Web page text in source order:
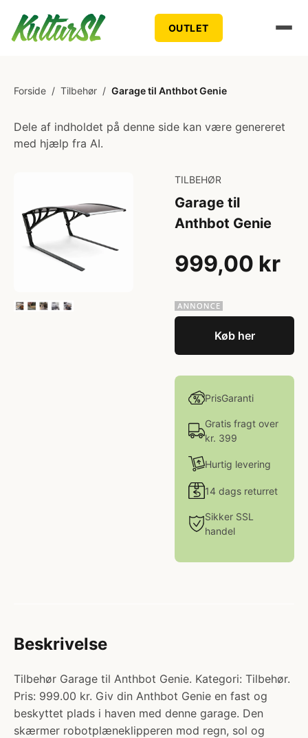
OUTLET
Forside / Tilbehør / Garage til Anthbot Genie
Dele af indholdet på denne side kan være genereret
med hjælp fra AI.
TILBEHØR
Garage til
Anthbot Genie
999,00 kr
Køb her
PrisGaranti
Gratis fragt over
kr. 399
Hurtig levering
14 dags returret
Sikker SSL
handel
Beskrivelse
Tilbehør Garage til Anthbot Genie. Kategori: Tilbehør.
Pris: 999.00 kr. Giv din Anthbot Genie en fast og
beskyttet plads i haven med denne garage. Den
skærmer robotplæneklipperen mod regn, sol og